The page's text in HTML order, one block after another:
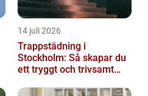
14 juli 2026
Trappstädning i
Stockholm: Så skapar du
ett tryggt och trivsamt